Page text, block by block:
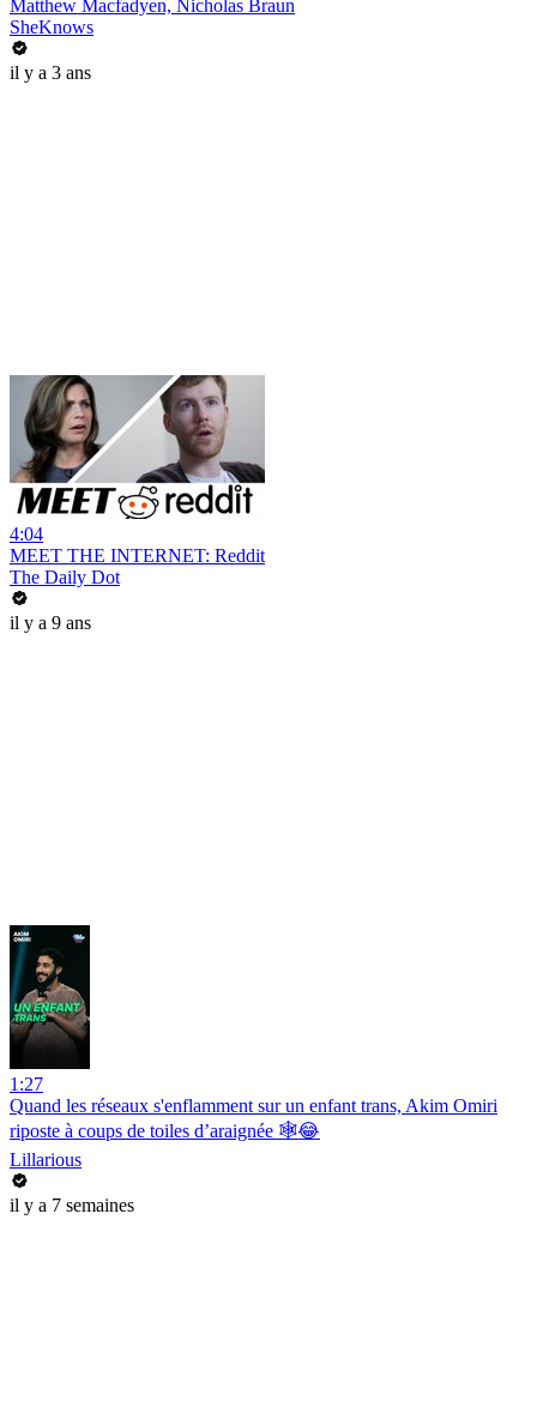
Matthew Macfadyen, Nicholas Braun
SheKnows
il y a 3 ans
4:04
MEET THE INTERNET: Reddit
The Daily Dot
il y a 9 ans
1:27
Quand les réseaux s'enflamment sur un enfant trans, Akim Omiri
riposte à coups de toiles d’araignée 🕸️😂
Lillarious
il y a 7 semaines